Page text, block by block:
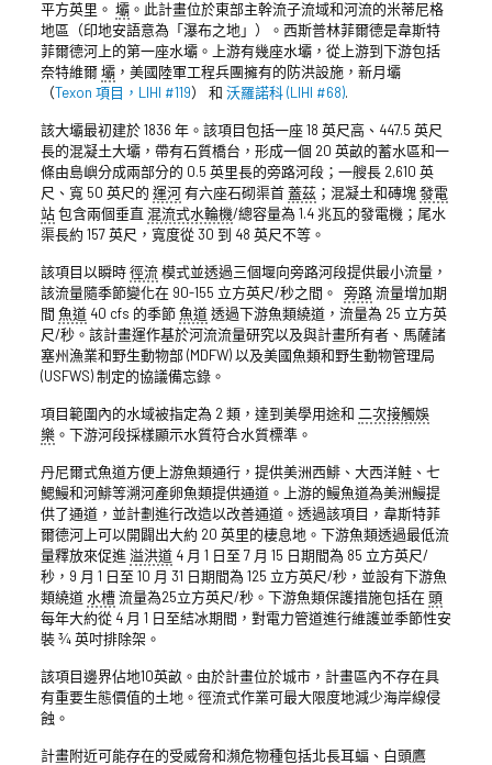
平方英里。 壩。此計畫位於東部主幹流子流域和河流的米蒂尼格
地區（印地安語意為「瀑布之地」）。西斯普林菲爾德是韋斯特
菲爾德河上的第一座水壩。上游有幾座水壩，從上游到下游包括
奈特維爾壩，美國陸軍工程兵團擁有的防洪設施，新月壩
（Texon 項目，LIHI #119） 和 沃羅諾科 (LIHI #68).
該大壩最初建於 1836 年。該項目包括一座 18 英尺高、447.5 英尺
長的混凝土大壩，帶有石質橋台，形成一個 20 英畝的蓄水區和一
條由島嶼分成兩部分的 0.5 英里長的旁路河段；一艘長 2,610 英
尺、寬 50 英尺的 運河有六座石砌渠首蓋茲；混凝土和磚塊發電
站包含兩個垂直 混流式水輪機/總容量為 1.4 兆瓦的發電機；尾水
渠長約 157 英尺，寬度從 30 到 48 英尺不等。
該項目以瞬時徑流模式並透過三個堰向旁路河段提供最小流量，
該流量隨季節變化在 90-155 立方英尺/秒之間。 旁路流量增加期
間 魚道40 cfs 的季節魚道透過下游魚類繞道，流量為 25 立方英
尺/秒。該計畫運作基於河流流量研究以及與計畫所有者、馬薩諸
塞州漁業和野生動物部 (MDFW) 以及美國魚類和野生動物管理局
(USFWS) 制定的協議備忘錄。
項目範圍內的水域被指定為 2 類，達到美學用途和 二次接觸娛
樂。下游河段採樣顯示水質符合水質標準。
丹尼爾式魚道方便上游魚類通行，提供美洲西鯡、大西洋鮭、七
鰓鰻和河鯡等溯河產卵魚類提供通道。上游的鰻魚道為美洲鰻提
供了通道，並計劃進行改造以改善通道。透過該項目，韋斯特菲
爾德河上可以開闢出大約 20 英里的棲息地。下游魚類透過最低流
量釋放來促進溢洪道4 月 1 日至 7 月 15 日期間為 85 立方英尺/
秒，9 月 1 日至 10 月 31 日期間為 125 立方英尺/秒，並設有下游魚
類繞道 水槽流量為25立方英尺/秒。下游魚類保護措施包括在頭
每年大約從 4 月 1 日至結冰期間，對電力管道進行維護並季節性安
裝 ¾ 英吋排除架。
該項目邊界佔地10英畝。由於計畫位於城市，計畫區內不存在具
有重要生態價值的土地。徑流式作業可最大限度地減少海岸線侵
蝕。
計畫附近可能存在的受威脅和瀕危物種包括北長耳蝠、白頭鷹